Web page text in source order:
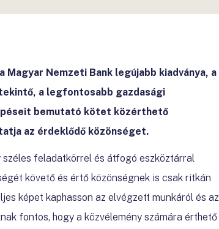
Magyar Nemzeti Bank legújabb kiadványa, a
a legfontosabb gazdasági
bemutató kötet közérthető
az érdeklődő közönséget.
feladatkörrel és átfogó eszköztárral
követő és értő közönségnek is csak ritkán
képet kaphasson az elvégzett munkáról és az
fontos, hogy a közvélemény számára érthető